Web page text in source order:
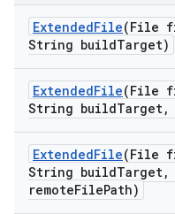
ExtendedFile(File
String buildTarget)
ExtendedFile(File
String buildTarget,
ExtendedFile(File
String buildTarget,
remoteFilePath)